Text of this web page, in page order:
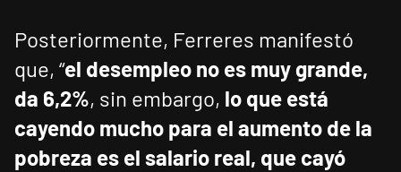
Posteriormente, Ferreres manifestó
que, “el desempleo no es muy grande,
da 6,2%, sin embargo, lo que está
cayendo mucho para el aumento de la
pobreza es el salario real, que cayó